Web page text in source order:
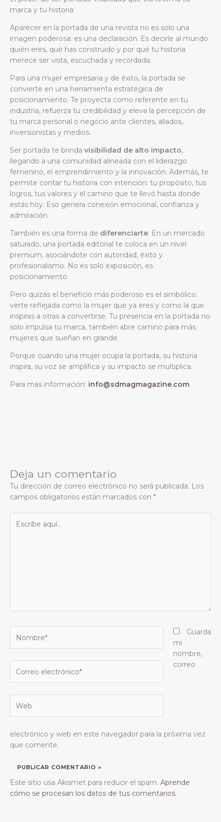
marca y tu historia
Aparecer en la portada de una revista no es solo una
imagen poderosa: es una declaración. Es decirle al mundo
quién eres, qué has construido y por qué tu historia
merece ser vista, escuchada y recordada.
Para una mujer empresaria y de éxito, la portada se
convierte en una herramienta estratégica de
posicionamiento. Te proyecta como referente en tu
industria, refuerza tu credibilidad y eleva la percepción de
tu marca personal o negocio ante clientes, aliados,
inversionistas y medios.
Ser portada te brinda visibilidad de alto impacto,
llegando a una comunidad alineada con el liderazgo
femenino, el emprendimiento y la innovación. Además, te
permite contar tu historia con intención: tu propósito, tus
logros, tus valores y el camino que te llevó hasta donde
estás hoy. Eso genera conexión emocional, confianza y
admiración.
También es una forma de diferenciarte. En un mercado
saturado, una portada editorial te coloca en un nivel
premium, asociándote con autoridad, éxito y
profesionalismo. No es solo exposición, es
posicionamiento.
Pero quizás el beneficio más poderoso es el simbólico:
verte reflejada como la mujer que ya eres y como la que
inspiras a otras a convertirse. Tu presencia en la portada no
solo impulsa tu marca, también abre camino para más
mujeres que sueñan en grande.
Porque cuando una mujer ocupa la portada, su historia
inspira, su voz se amplifica y su impacto se multiplica.
Para mas información: info@sdmagmagazine.com
Deja un comentario
Tu dirección de correo electrónico no será publicada. Los
campos obligatorios están marcados con *
aquí...
electrónico*
Guarda
mi
nombre,
correo
electrónico y web en este navegador para la próxima vez
que comente.
Este sitio usa Akismet para reducir el spam. Aprende
cómo se procesan los datos de tus comentarios.